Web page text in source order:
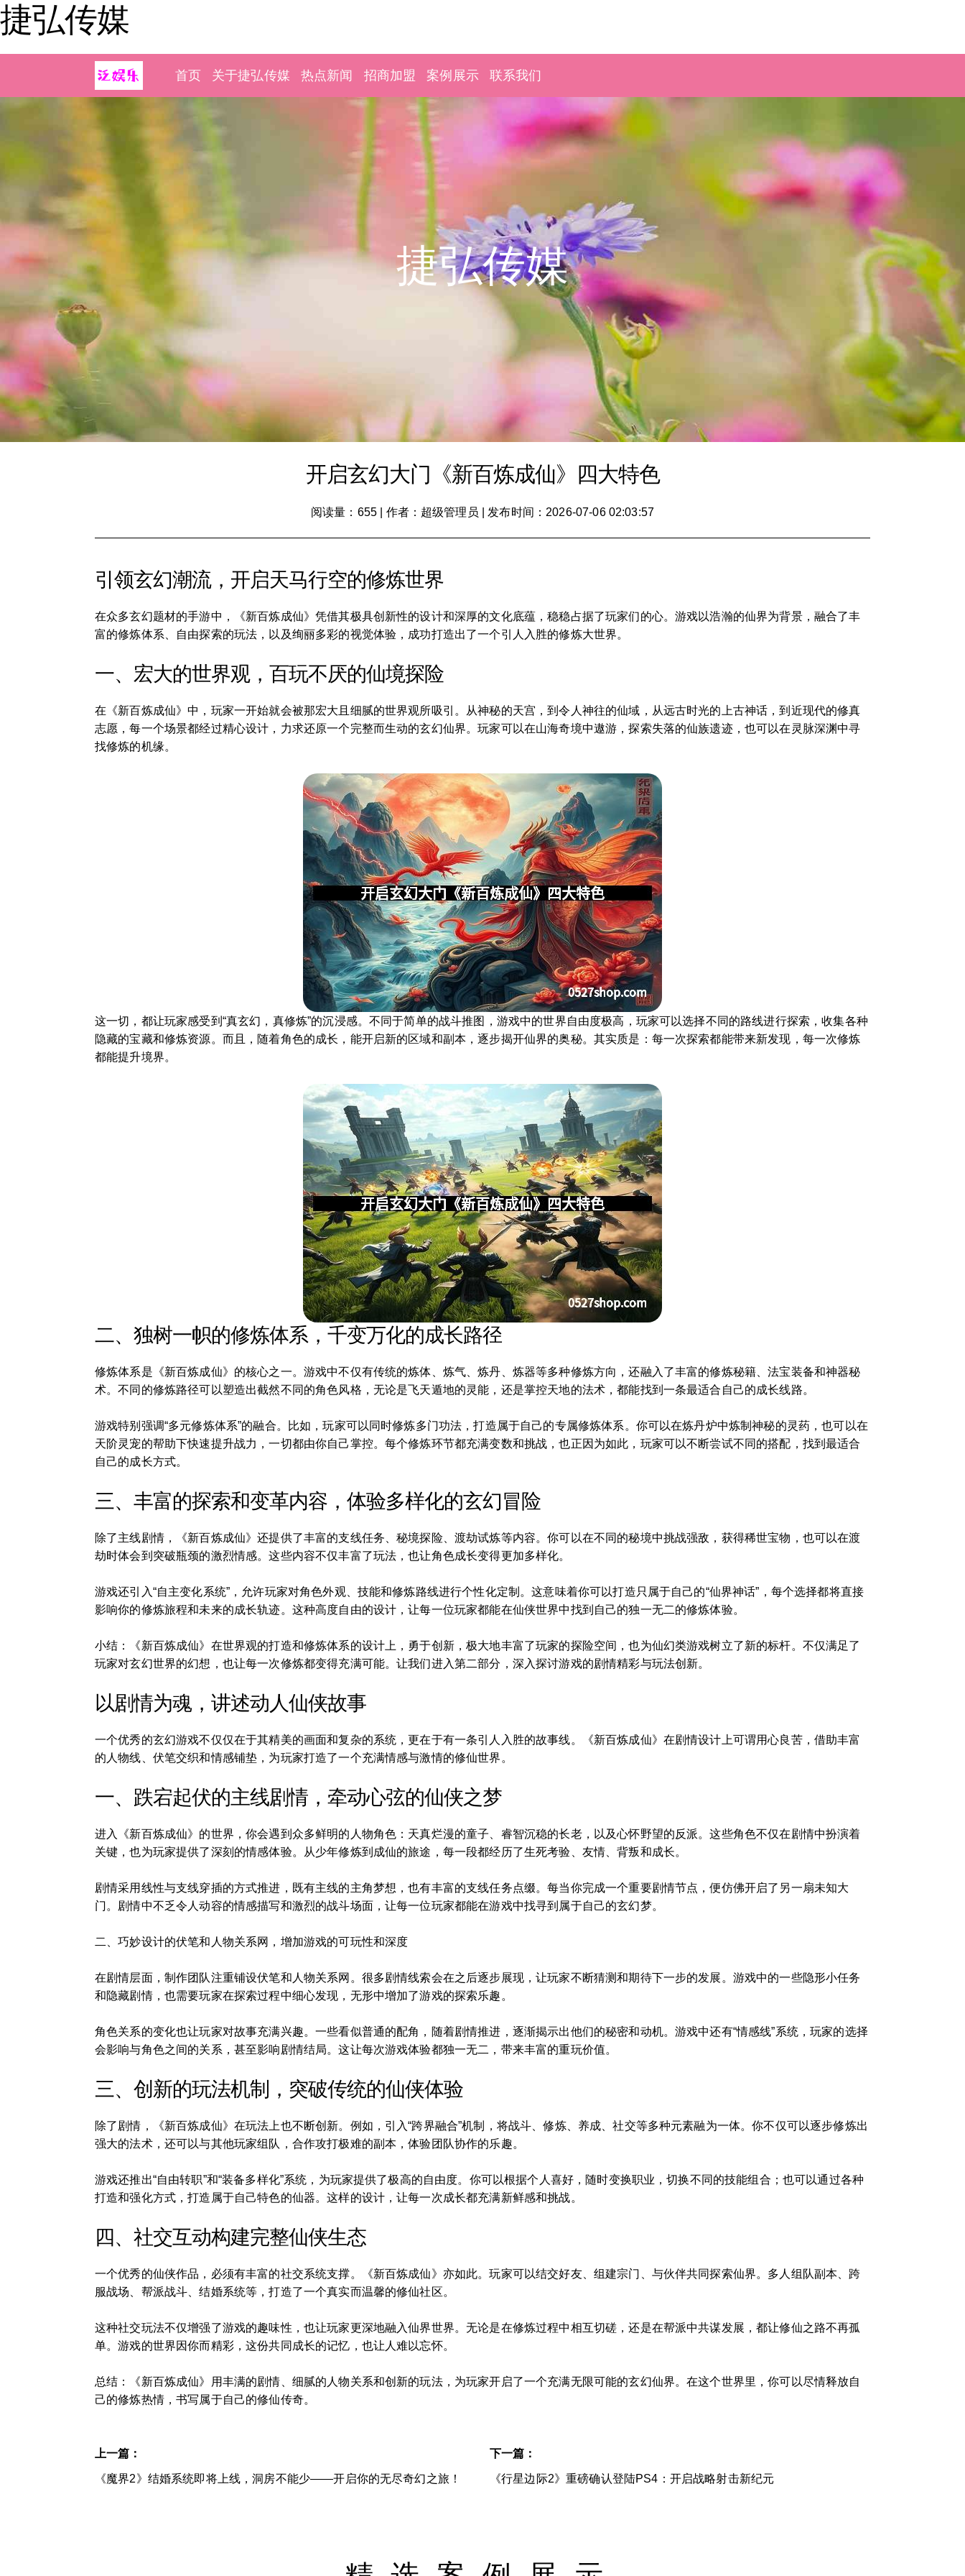
捷弘传媒
首页 关于捷弘传媒 热点新闻 招商加盟 案例展示 联系我们
捷弘传媒
开启玄幻大门《新百炼成仙》四大特色
阅读量：655 作者：超级管理员 发布时间：2026-07-06 02:03:57
引领玄幻潮流，开启天马行空的修炼世界
在众多玄幻题材的手游中，《新百炼成仙》凭借其极具创新性的设计和深厚的文化底蕴，稳稳占据了玩家们的心。游戏以浩瀚的仙界为背景，融合了丰
富的修炼体系、自由探索的玩法，以及绚丽多彩的视觉体验，成功打造出了一个引人入胜的修炼大世界。
一、宏大的世界观，百玩不厌的仙境探险
在《新百炼成仙》中，玩家一开始就会被那宏大且细腻的世界观所吸引。从神秘的天宫，到令人神往的仙域，从远古时光的上古神话，到近现代的修真
志愿，每一个场景都经过精心设计，力求还原一个完整而生动的玄幻仙界。玩家可以在山海奇境中遨游，探索失落的仙族遗迹，也可以在灵脉深渊中寻
找修炼的机缘。
这一切，都让玩家感受到“真玄幻，真修炼”的沉浸感。不同于简单的战斗推图，游戏中的世界自由度极高，玩家可以选择不同的路线进行探索，收集各种
隐藏的宝藏和修炼资源。而且，随着角色的成长，能开启新的区域和副本，逐步揭开仙界的奥秘。其实质是：每一次探索都能带来新发现，每一次修炼
都能提升境界。
二、独树一帜的修炼体系，千变万化的成长路径
修炼体系是《新百炼成仙》的核心之一。游戏中不仅有传统的炼体、炼气、炼丹、炼器等多种修炼方向，还融入了丰富的修炼秘籍、法宝装备和神器秘
术。不同的修炼路径可以塑造出截然不同的角色风格，无论是飞天遁地的灵能，还是掌控天地的法术，都能找到一条最适合自己的成长线路。
游戏特别强调“多元修炼体系”的融合。比如，玩家可以同时修炼多门功法，打造属于自己的专属修炼体系。你可以在炼丹炉中炼制神秘的灵药，也可以在
天阶灵宠的帮助下快速提升战力，一切都由你自己掌控。每个修炼环节都充满变数和挑战，也正因为如此，玩家可以不断尝试不同的搭配，找到最适合
自己的成长方式。
三、丰富的探索和变革内容，体验多样化的玄幻冒险
除了主线剧情，《新百炼成仙》还提供了丰富的支线任务、秘境探险、渡劫试炼等内容。你可以在不同的秘境中挑战强敌，获得稀世宝物，也可以在渡
劫时体会到突破瓶颈的激烈情感。这些内容不仅丰富了玩法，也让角色成长变得更加多样化。
游戏还引入“自主变化系统”，允许玩家对角色外观、技能和修炼路线进行个性化定制。这意味着你可以打造只属于自己的“仙界神话”，每个选择都将直接
影响你的修炼旅程和未来的成长轨迹。这种高度自由的设计，让每一位玩家都能在仙侠世界中找到自己的独一无二的修炼体验。
小结：《新百炼成仙》在世界观的打造和修炼体系的设计上，勇于创新，极大地丰富了玩家的探险空间，也为仙幻类游戏树立了新的标杆。不仅满足了
玩家对玄幻世界的幻想，也让每一次修炼都变得充满可能。让我们进入第二部分，深入探讨游戏的剧情精彩与玩法创新。
以剧情为魂，讲述动人仙侠故事
一个优秀的玄幻游戏不仅仅在于其精美的画面和复杂的系统，更在于有一条引人入胜的故事线。《新百炼成仙》在剧情设计上可谓用心良苦，借助丰富
的人物线、伏笔交织和情感铺垫，为玩家打造了一个充满情感与激情的修仙世界。
一、跌宕起伏的主线剧情，牵动心弦的仙侠之梦
进入《新百炼成仙》的世界，你会遇到众多鲜明的人物角色：天真烂漫的童子、睿智沉稳的长老，以及心怀野望的反派。这些角色不仅在剧情中扮演着
关键，也为玩家提供了深刻的情感体验。从少年修炼到成仙的旅途，每一段都经历了生死考验、友情、背叛和成长。
剧情采用线性与支线穿插的方式推进，既有主线的主角梦想，也有丰富的支线任务点缀。每当你完成一个重要剧情节点，便仿佛开启了另一扇未知大
门。剧情中不乏令人动容的情感描写和激烈的战斗场面，让每一位玩家都能在游戏中找寻到属于自己的玄幻梦。
二、巧妙设计的伏笔和人物关系网，增加游戏的可玩性和深度
在剧情层面，制作团队注重铺设伏笔和人物关系网。很多剧情线索会在之后逐步展现，让玩家不断猜测和期待下一步的发展。游戏中的一些隐形小任务
和隐藏剧情，也需要玩家在探索过程中细心发现，无形中增加了游戏的探索乐趣。
角色关系的变化也让玩家对故事充满兴趣。一些看似普通的配角，随着剧情推进，逐渐揭示出他们的秘密和动机。游戏中还有“情感线”系统，玩家的选择
会影响与角色之间的关系，甚至影响剧情结局。这让每次游戏体验都独一无二，带来丰富的重玩价值。
三、创新的玩法机制，突破传统的仙侠体验
除了剧情，《新百炼成仙》在玩法上也不断创新。例如，引入“跨界融合”机制，将战斗、修炼、养成、社交等多种元素融为一体。你不仅可以逐步修炼出
强大的法术，还可以与其他玩家组队，合作攻打极难的副本，体验团队协作的乐趣。
游戏还推出“自由转职”和“装备多样化”系统，为玩家提供了极高的自由度。你可以根据个人喜好，随时变换职业，切换不同的技能组合；也可以通过各种
打造和强化方式，打造属于自己特色的仙器。这样的设计，让每一次成长都充满新鲜感和挑战。
四、社交互动构建完整仙侠生态
一个优秀的仙侠作品，必须有丰富的社交系统支撑。《新百炼成仙》亦如此。玩家可以结交好友、组建宗门、与伙伴共同探索仙界。多人组队副本、跨
服战场、帮派战斗、结婚系统等，打造了一个真实而温馨的修仙社区。
这种社交玩法不仅增强了游戏的趣味性，也让玩家更深地融入仙界世界。无论是在修炼过程中相互切磋，还是在帮派中共谋发展，都让修仙之路不再孤
单。游戏的世界因你而精彩，这份共同成长的记忆，也让人难以忘怀。
总结：《新百炼成仙》用丰满的剧情、细腻的人物关系和创新的玩法，为玩家开启了一个充满无限可能的玄幻仙界。在这个世界里，你可以尽情释放自
己的修炼热情，书写属于自己的修仙传奇。
上一篇：
《魔界2》结婚系统即将上线，洞房不能少——开启你的无尽奇幻之旅！
下一篇：
《行星边际2》重磅确认登陆PS4：开启战略射击新纪元